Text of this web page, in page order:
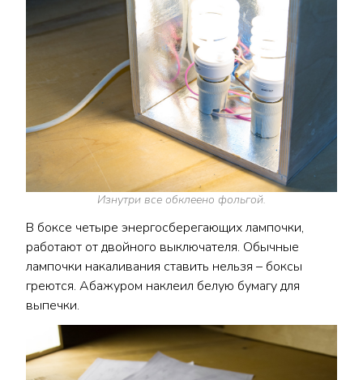
Изнутри все обклеено фольгой.
В боксе четыре энергосберегающих лампочки,
работают от двойного выключателя. Обычные
лампочки накаливания ставить нельзя – боксы
греются. Абажуром наклеил белую бумагу для
выпечки.